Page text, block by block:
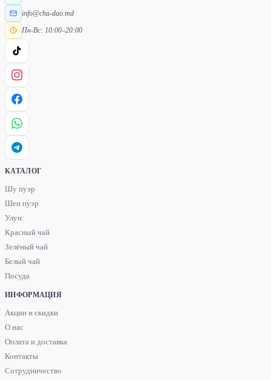
info@cha-dao.md
Пн-Вс: 10:00–20:00
КАТАЛОГ
Шу пуэр
Шен пуэр
Улун
Красный чай
Зелёный чай
Белый чай
Посуда
ИНФОРМАЦИЯ
Акции и скидки
О нас
Оплата и доставка
Контакты
Сотрудничество